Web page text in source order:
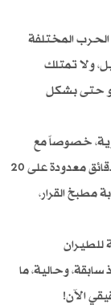
المختلفة
ولا تمتلك
حتى بشكل
خصوصاً مع
المفاجأة الأولى التي قامت بها إسرائيل وقضت في دقائق معدودة على 20
مطبخ القرار،
للطيران
سابقة، وحالية، ما
الآن!